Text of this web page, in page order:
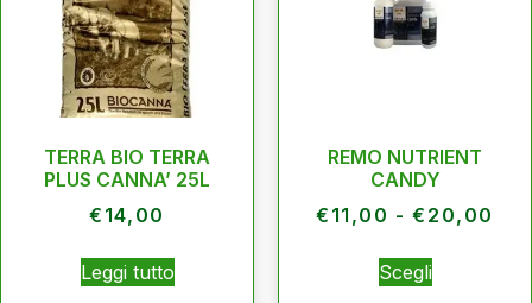
TERRA BIO TERRA
PLUS CANNA’ 25L
€ 14,00
Leggi tutto
REMO NUTRIENT
CANDY
€ 11,00 - € 20,00
Scegli